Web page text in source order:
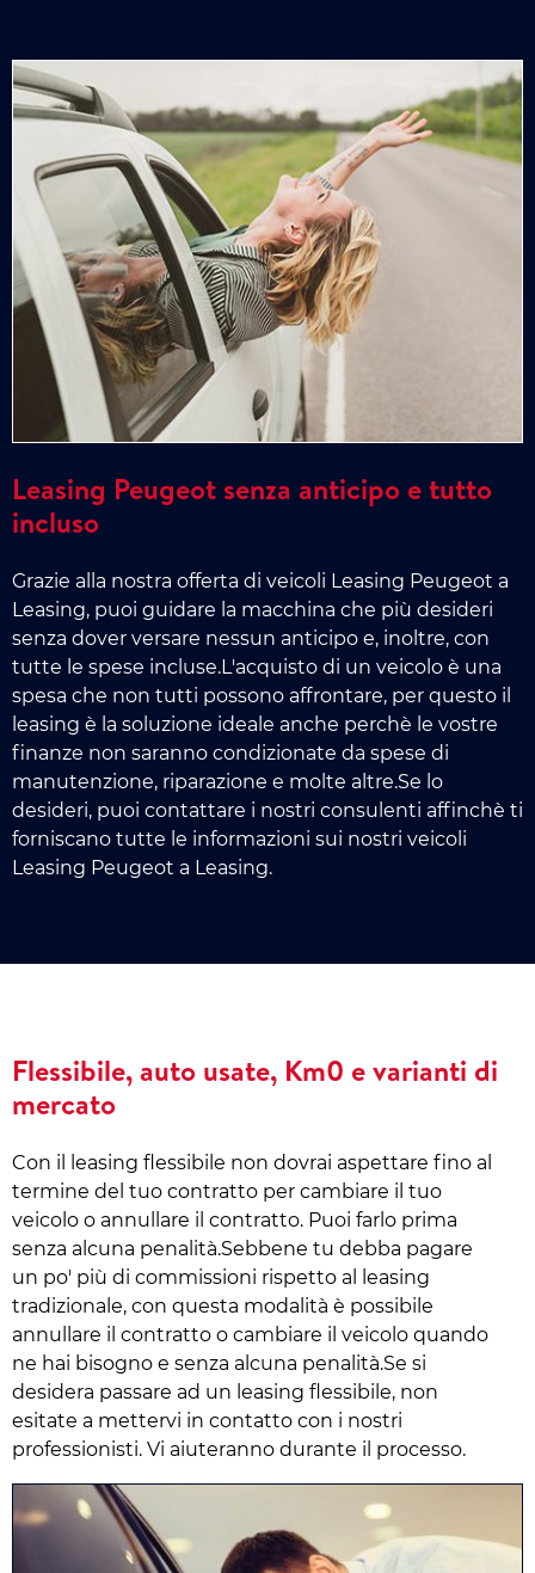
Leasing Peugeot senza anticipo e tutto
incluso
Grazie alla nostra offerta di veicoli Leasing Peugeot a
Leasing, puoi guidare la macchina che più desideri
senza dover versare nessun anticipo e, inoltre, con
tutte le spese incluse.L'acquisto di un veicolo è una
spesa che non tutti possono affrontare, per questo il
leasing è la soluzione ideale anche perchè le vostre
finanze non saranno condizionate da spese di
manutenzione, riparazione e molte altre.Se lo
desideri, puoi contattare i nostri consulenti affinchè ti
forniscano tutte le informazioni sui nostri veicoli
Leasing Peugeot a Leasing.
Flessibile, auto usate, Km0 e varianti di
mercato
Con il leasing flessibile non dovrai aspettare fino al
termine del tuo contratto per cambiare il tuo
veicolo o annullare il contratto. Puoi farlo prima
senza alcuna penalità.Sebbene tu debba pagare
un po' più di commissioni rispetto al leasing
tradizionale, con questa modalità è possibile
annullare il contratto o cambiare il veicolo quando
ne hai bisogno e senza alcuna penalità.Se si
desidera passare ad un leasing flessibile, non
esitate a mettervi in contatto con i nostri
professionisti. Vi aiuteranno durante il processo.